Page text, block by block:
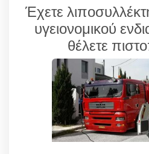
Έχετε
υγειονομικού
θέλετε